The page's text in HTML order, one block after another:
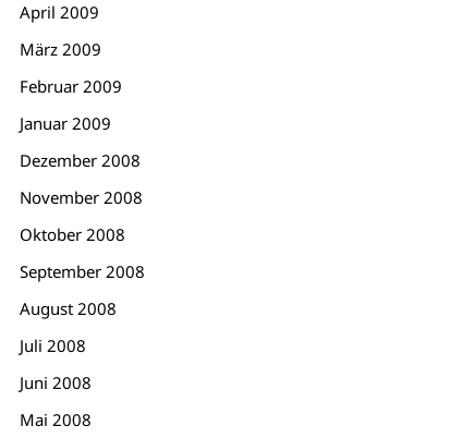
April 2009
März 2009
Februar 2009
Januar 2009
Dezember 2008
November 2008
Oktober 2008
September 2008
August 2008
Juli 2008
Juni 2008
Mai 2008